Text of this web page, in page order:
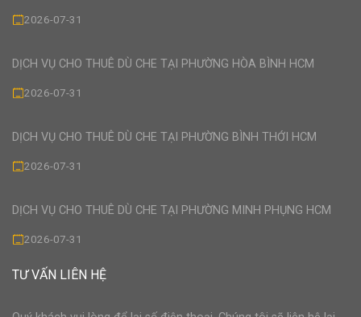
2026-07-31
DỊCH VỤ CHO THUÊ DÙ CHE TẠI PHƯỜNG HÒA BÌNH HCM
2026-07-31
DỊCH VỤ CHO THUÊ DÙ CHE TẠI PHƯỜNG BÌNH THỚI HCM
2026-07-31
DỊCH VỤ CHO THUÊ DÙ CHE TẠI PHƯỜNG MINH PHỤNG HCM
2026-07-31
TƯ VẤN LIÊN HỆ